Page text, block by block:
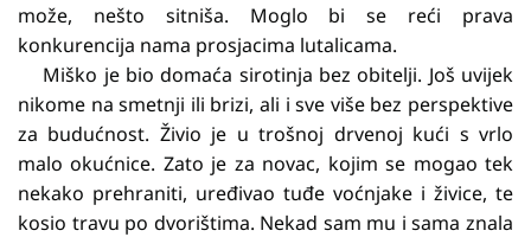
može, nešto sitniša. Moglo bi se reći prava
konkurencija nama prosjacima lutalicama.
Miško je bio domaća sirotinja bez obitelji. Još uvijek
nikome na smetnji ili brizi, ali i sve više bez perspektive
za budućnost. Živio je u trošnoj drvenoj kući s vrlo
malo okućnice. Zato je za novac, kojim se mogao tek
nekako prehraniti, uređivao tuđe voćnjake i živice, te
kosio travu po dvorištima. Nekad sam mu i sama znala